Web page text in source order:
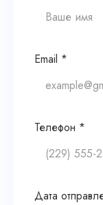
Email *
Телефон *
Дата